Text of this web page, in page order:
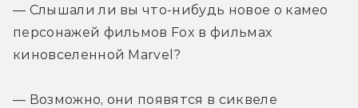
— Слышали ли вы что-нибудь новое о камео
персонажей фильмов Fox в фильмах
киновселенной Marvel?
— Возможно, они появятся в сиквеле